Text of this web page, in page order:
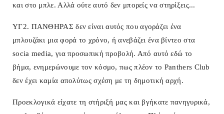
και στο μπλε. Αλλά ούτε αυτό δεν μπορείς να στηρίξεις...
ΥΓ2. ΠΑΝΘΗΡΑΣ δεν είναι αυτός που αγοράζει ένα
μπλουζάκι μια φορά το χρόνο, ή ανεβάζει ένα βίντεο στα
socia media, για προσωπική προβολή. Από αυτό εδώ το
βήμα, ενημερώνουμε τον κόσμο, πως πλέον το Panthers Club
δεν έχει καμία απολύτως σχέση με τη δημοτική αρχή.
Προεκλογικά είχατε τη στήριξή μας και βγήκατε πανηγυρικά,